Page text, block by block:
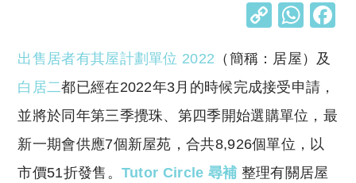
C
p
y
Li
n
k
W
at
s
A
p
p
出售居者有其屋計劃單位 2022 （簡稱：居屋）及
白居二都已經在2022年3月的時候完成接受申請，
並將於同年第三季攪珠、第四季開始選購單位，最
新一期會供應7個新屋苑，合共8,926個單位，以
市價51折發售。 Tutor Circle 尋補 整理有關居屋